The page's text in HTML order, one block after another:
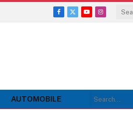
Facebook
X
YouTubeInstagram
AUTOMOBILE